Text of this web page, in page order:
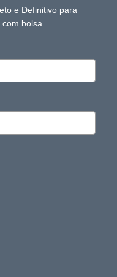
e Definitivo para
bolsa.